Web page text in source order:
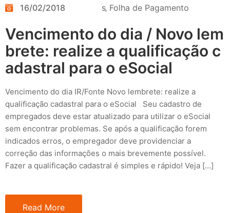
16/02/2018
s‚ Folha de Pagamento
Vencimento do dia / Novo lem
brete: realize a qualificação c
adastral para o eSocial
Vencimento do dia IR/Fonte Novo lembrete: realize a
qualificação cadastral para o eSocial Seu cadastro de
empregados deve estar atualizado para utilizar o eSocial
sem encontrar problemas. Se após a qualificação forem
indicados erros, o empregador deve providenciar a
correção das informações o mais brevemente possível.
Fazer a qualificação cadastral é simples e rápido! Veja […]
Read More